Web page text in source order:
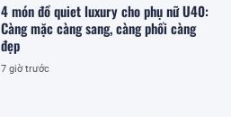
4 món đồ quiet luxury cho phụ nữ U40:
Càng mặc càng sang, càng phối càng
đẹp
7 giờ trước